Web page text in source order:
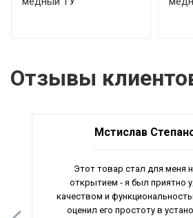
Отзывы
Мстислав
Этот товар стал для меня
открытием - я был приятно
качеством и
оценил его простоту в